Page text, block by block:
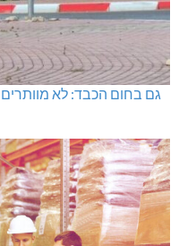
היכל שלמה, מעלות: עונת 26-27